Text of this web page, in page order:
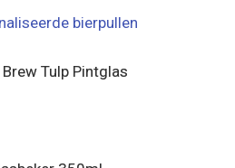
Tulp Pintglas